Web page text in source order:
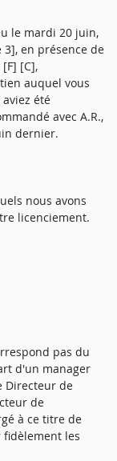
le mardi 20 juin,
3], en présence de
[C],
auquel vous
été
avec A.R.,
dernier.
nous avons
licenciement.
pas du
d'un manager
Directeur de
de
à ce titre de
fidèlement les